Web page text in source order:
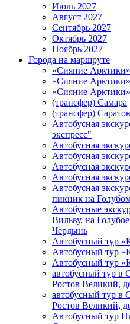
Июль 2027
Август 2027
Сентябрь 2027
Октябрь 2027
Ноябрь 2027
Города на маршруте
«Сияние
«Сияние
«Сияние
(трансфер) Самара
(трансфер) Саратов
Автобусная
экспресс"
Автобусная
Автобусная
Автобусная
Автобусная
Автобусная
пикник на
Автобусные
Вильву, на
Чердынь
Автобусный тур
Автобусный тур
Автобусный тур
автобусный тур в
Ростов Великий,
автобусный тур в
Ростов Великий,
Автобусный тур